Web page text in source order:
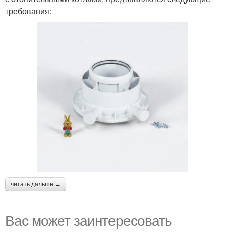
требования:
читать дальше →
Вас может заинтересовать